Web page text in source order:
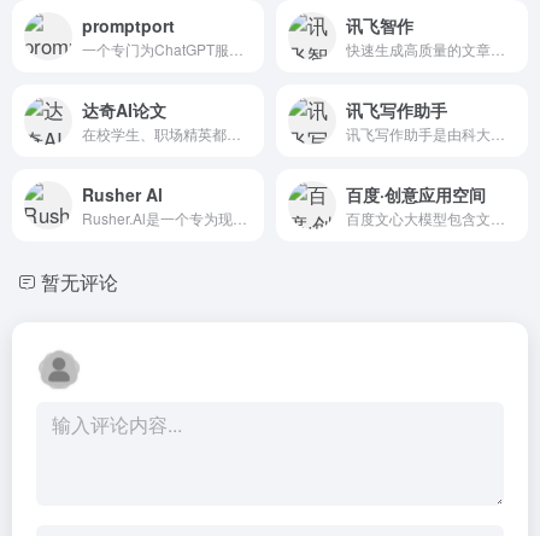
promptport 讯飞智作
达奇AI论文 讯飞写作助手
Rusher Al 百度·创意应用空间
暂无评论